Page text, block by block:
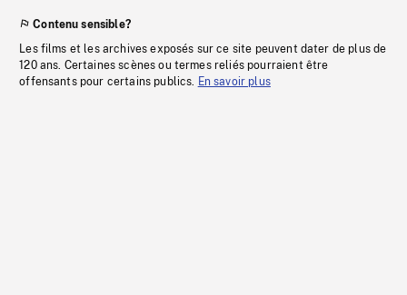
Contenu sensible?
Les films et les archives exposés sur ce site peuvent dater de plus de
120 ans. Certaines scènes ou termes reliés pourraient être
offensants pour certains publics. En savoir plus